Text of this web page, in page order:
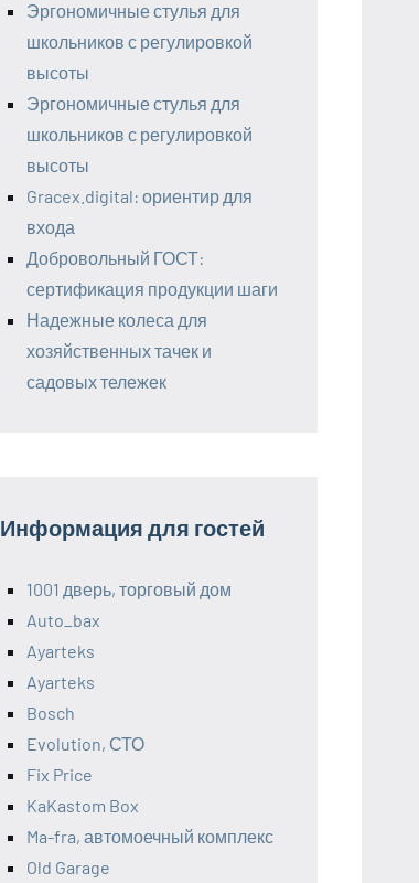
Эргономичные стулья для
школьников с регулировкой
высоты
Эргономичные стулья для
школьников с регулировкой
высоты
Gracex.digital: ориентир для
входа
Добровольный ГОСТ:
сертификация продукции шаги
Надежные колеса для
хозяйственных тачек и
садовых тележек
Информация для гостей
1001 дверь, торговый дом
Auto_bax
Ayarteks
Ayarteks
Bosch
Evolution, СТО
Fix Price
KaKastom Box
Ma-fra, автомоечный комплекс
Old Garage